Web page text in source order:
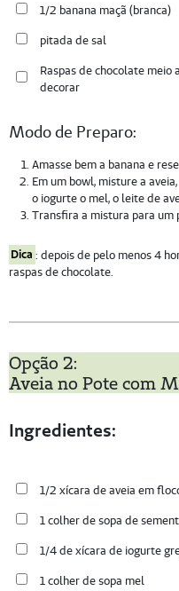
1/2 banana maçã (branca)
pitada de sal
Raspas de chocolate meio
decorar
Modo de Preparo:
Amasse bem a banana e
Em um bowl, misture a
o iogurte o mel, o leite de
Transfira a mistura para um
Dica : depois de pelo menos 4
raspas de chocolate.
Opção 2:
Aveia no Pote com
Ingredientes:
1/2 xícara de aveia em
1 colher de sopa de
1/4 de xícara de iogurte
1 colher de sopa mel